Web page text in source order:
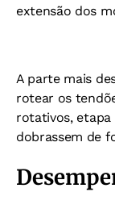
extensão dos
A parte mais
rotear os
rotativos, etapa
dobrassem de